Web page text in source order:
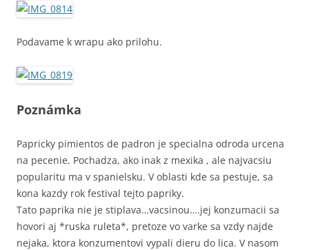
Podavame k wrapu ako prilohu.
Poznámka
Papricky pimientos de padron je specialna odroda urcena
na pecenie. Pochadza, ako inak z mexika , ale najvacsiu
popularitu ma v spanielsku. V oblasti kde sa pestuje, sa
kona kazdy rok festival tejto papriky.
Tato paprika nie je stiplava…vacsinou….jej konzumacii sa
hovori aj *ruska ruleta*, pretoze vo varke sa vzdy najde
nejaka, ktora konzumentovi vypali dieru do lica. V nasom